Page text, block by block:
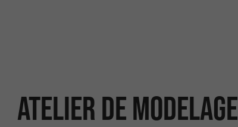
Atelier de modelage